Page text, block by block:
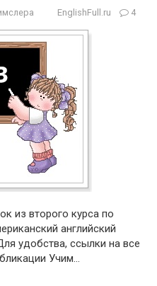
EnglishFull.ru 4
из второго курса по
английский
удобства, ссылки на все
Учим…